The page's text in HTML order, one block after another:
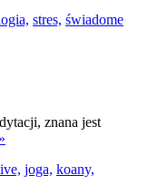
stres, świadome
znana jest
»
joga, koany,